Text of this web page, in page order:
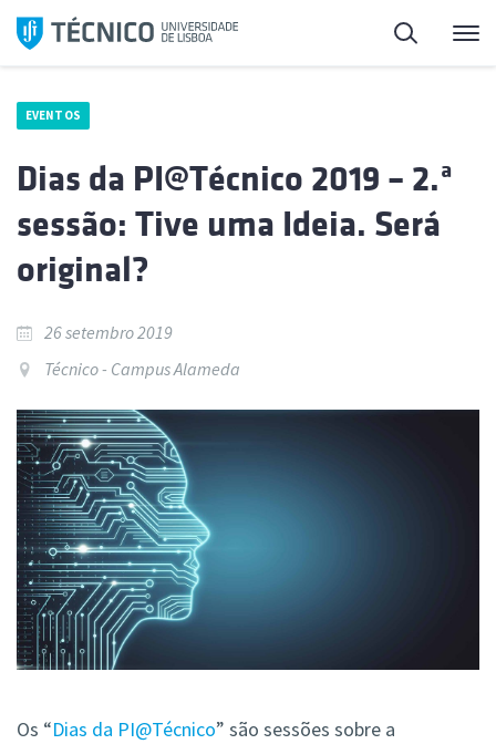
Saltar
para
Pesquisa
EVENTOS
Dias da PI@Técnico 2019 – 2.ª
sessão: Tive uma Ideia. Será
original?
26 setembro 2019
Técnico - Campus Alameda
Os “Dias da PI@Técnico” são sessões sobre a